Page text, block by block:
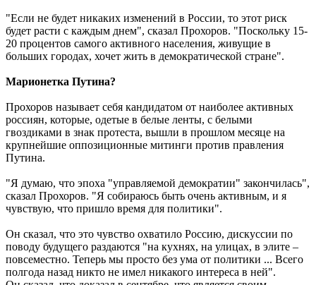
"Если не будет никаких изменений в России, то этот риск
будет расти с каждым днем", сказал Прохоров. "Поскольку 15-
20 процентов самого активного населения, живущие в
больших городах, хочет жить в демократической стране".
Марионетка Путина?
Прохоров называет себя кандидатом от наиболее активных
россиян, которые, одетые в белые ленты, с белыми
гвоздиками в знак протеста, вышли в прошлом месяце на
крупнейшие оппозиционные митинги против правления
Путина.
"Я думаю, что эпоха "управляемой демократии" закончилась",
сказал Прохоров. "Я собираюсь быть очень активным, и я
чувствую, что пришло время для политики".
Он сказал, что это чувство охватило Россию, дискуссии по
поводу будущего раздаются "на кухнях, на улицах, в элите –
повсеместно. Теперь мы просто без ума от политики ... Всего
полгода назад никто не имел никакого интереса в ней".